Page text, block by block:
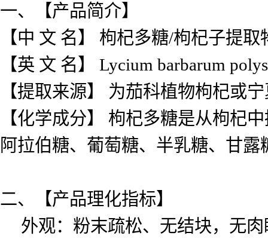
一、【产品简介】
【中 文 名】 枸杞多糖/枸杞子提
【英 文 名】 Lycium barbarum
【提取来源】 为茄科植物枸杞或
【化学成分】 枸杞多糖是从枸杞
阿拉伯糖、葡萄糖、半乳糖、甘
二、【产品理化指标】
外观：粉末疏松、无结块，无